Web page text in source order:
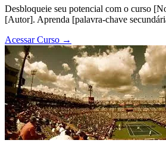
Desbloqueie seu potencial com o curso
[Autor]. Aprenda [palavra-chave
Acessar Curso →